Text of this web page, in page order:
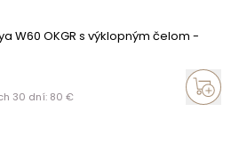
W60 OKGR s výklopným čelom -
30 dní: 80 €